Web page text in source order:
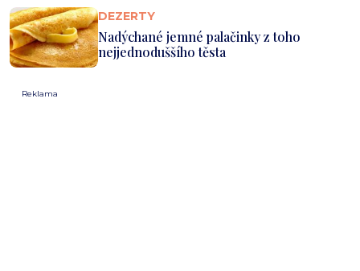
DEZERTY
Nadýchané jemné palačinky z toho
nejjednoduššího těsta
Reklama